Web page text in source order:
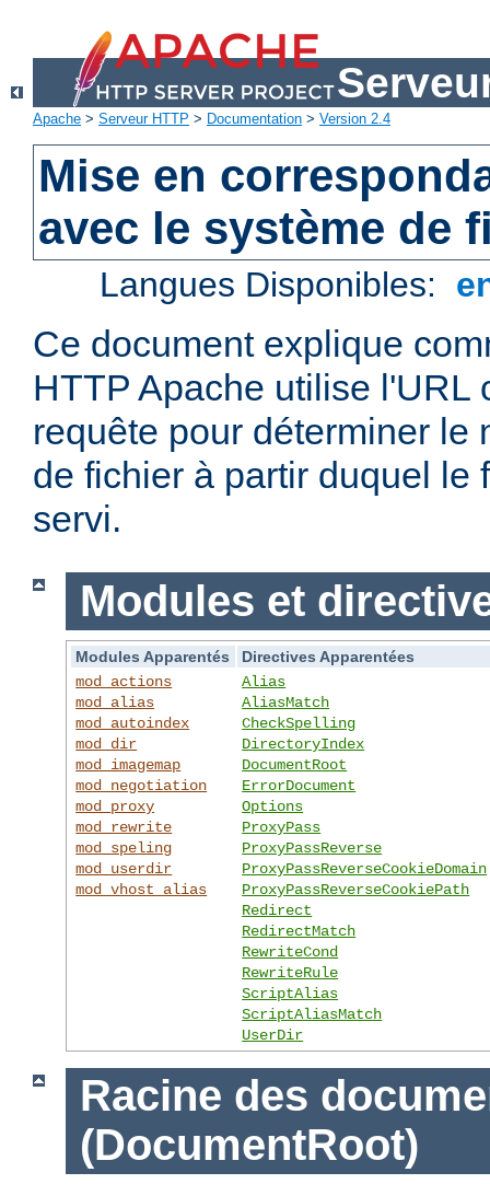
Apache > Serveur HTTP > Documentation > Version 2.4
Mise en
avec le système de
Langues Disponibles:
Ce document explique
HTTP Apache utilise l'URL
requête pour déterminer le
de fichier à partir duquel le
servi.
Modules et
Modules Apparentés
Directives Apparentées
mod_actions
mod_alias
mod_autoindex
mod_dir
mod_imagemap
mod_negotiation
mod_proxy
mod_rewrite
mod_speling
mod_userdir
mod_vhost_alias
Alias
AliasMatch
CheckSpelling
DirectoryIndex
DocumentRoot
ErrorDocument
Options
ProxyPass
ProxyPassReverse
ProxyPassReverseCookieDomain
ProxyPassReverseCookiePath
Redirect
RedirectMatch
RewriteCond
RewriteRule
ScriptAlias
ScriptAliasMatch
UserDir
Racine des
(DocumentRoot)